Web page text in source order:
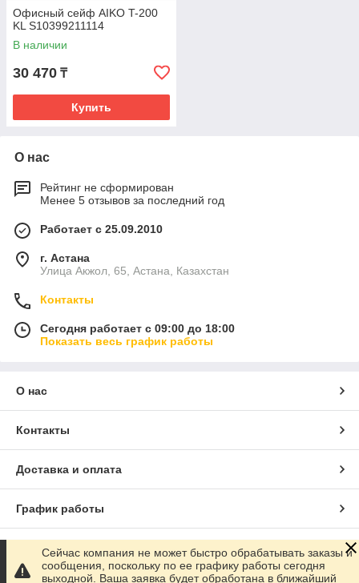
Офисный сейф AIKO T-200
KL S10399211114
В наличии
30 470 ₸
Купить
О нас
Рейтинг не сформирован
Менее 5 отзывов за последний год
Работает с 25.09.2010
г. Астана
Улица Акжол, 65, Астана, Казахстан
Контакты
Сегодня работает с 09:00 до 18:00
Показать весь график работы
О нас
Контакты
Доставка и оплата
График работы
Полная версия сайта
Сейчас компания не может быстро обрабатывать заказы и
сообщения, поскольку по ее графику работы сегодня
выходной. Ваша заявка будет обработана в ближайший